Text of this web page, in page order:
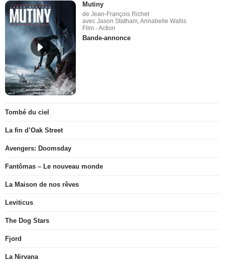
Mutiny
de Jean-François Richet
avec Jason Statham, Annabelle Wallis
Film - Action
Bande-annonce
Tombé du ciel
La fin d’Oak Street
Avengers: Doomsday
Fantômas – Le nouveau monde
La Maison de nos rêves
Leviticus
The Dog Stars
Fjord
La Nirvana